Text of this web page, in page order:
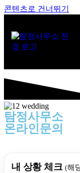
콘텐츠로 건너뛰기
탐정사무소
온라인문의
내 상황 체크(해